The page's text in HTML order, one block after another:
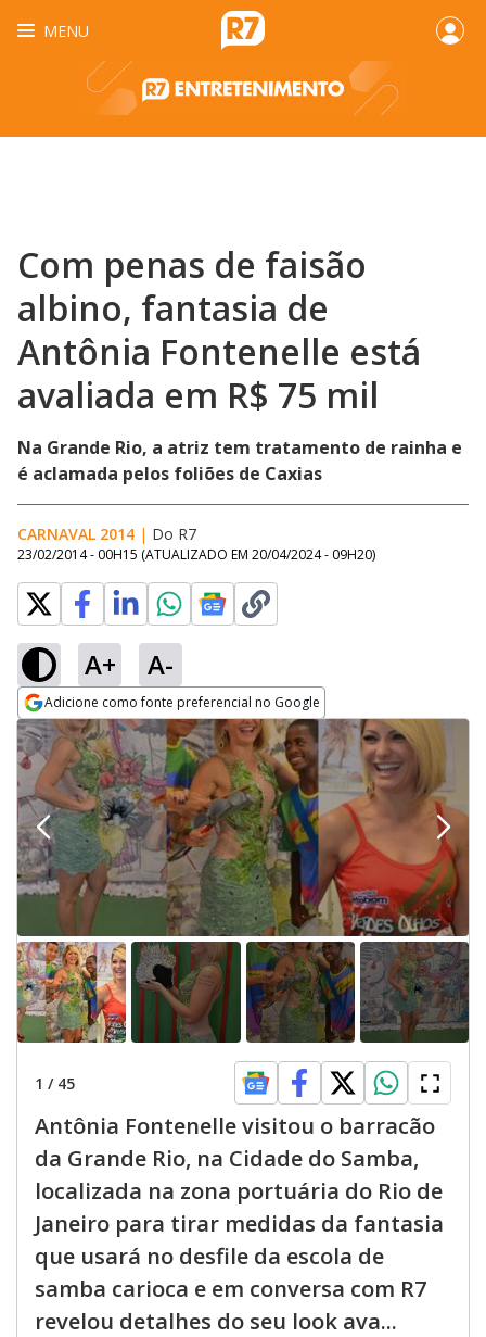
MENU
Com penas de faisão
albino, fantasia de
Antônia Fontenelle está
avaliada em R$ 75 mil
Na Grande Rio, a atriz tem tratamento de rainha e
é aclamada pelos foliões de Caxias
CARNAVAL 2014 | Do R7
23/02/2014 - 00H15 (ATUALIZADO EM 20/04/2024 - 09H20)
A+ A-
Adicione como fonte preferencial no Google
Opens in new window
1 / 45
Antônia Fontenelle visitou o barracão
da Grande Rio, na Cidade do Samba,
localizada na zona portuária do Rio de
Janeiro para tirar medidas da fantasia
que usará no desfile da escola de
samba carioca e em conversa com R7
revelou detalhes do seu look ava...